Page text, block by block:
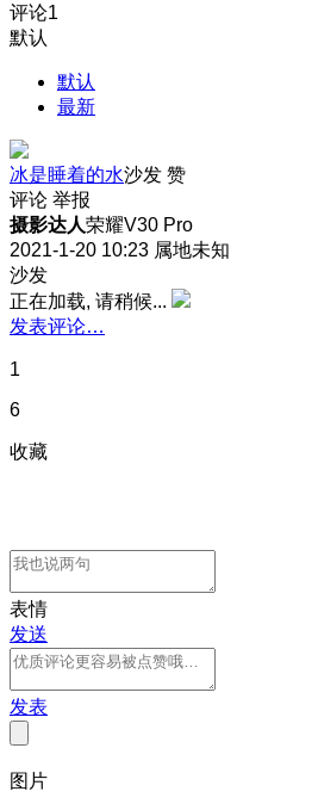
评论1
默认
默认
最新
冰是睡着的水沙发 赞
评论 举报
摄影达人荣耀V30 Pro
2021-1-20 10:23 属地未知
沙发
正在加载, 请稍候...
发表评论…
1
6
收藏
表情
发送
发表
图片